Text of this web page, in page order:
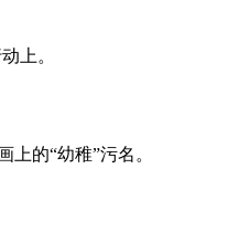
上。
的“幼稚”污名。